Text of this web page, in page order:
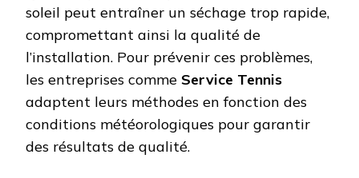
soleil peut entraîner un séchage trop rapide,
compromettant ainsi la qualité de
l’installation. Pour prévenir ces problèmes,
les entreprises comme Service Tennis
adaptent leurs méthodes en fonction des
conditions météorologiques pour garantir
des résultats de qualité.